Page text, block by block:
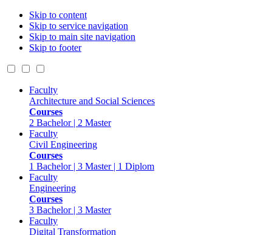
Skip to content
Skip to service navigation
Skip to main site navigation
Skip to footer
Faculty
Architecture and Social Sciences
Courses
2 Bachelor | 2 Master
Faculty
Civil Engineering
Courses
1 Bachelor | 3 Master | 1 Diplom
Faculty
Engineering
Courses
3 Bachelor | 3 Master
Faculty
Digital Transformation